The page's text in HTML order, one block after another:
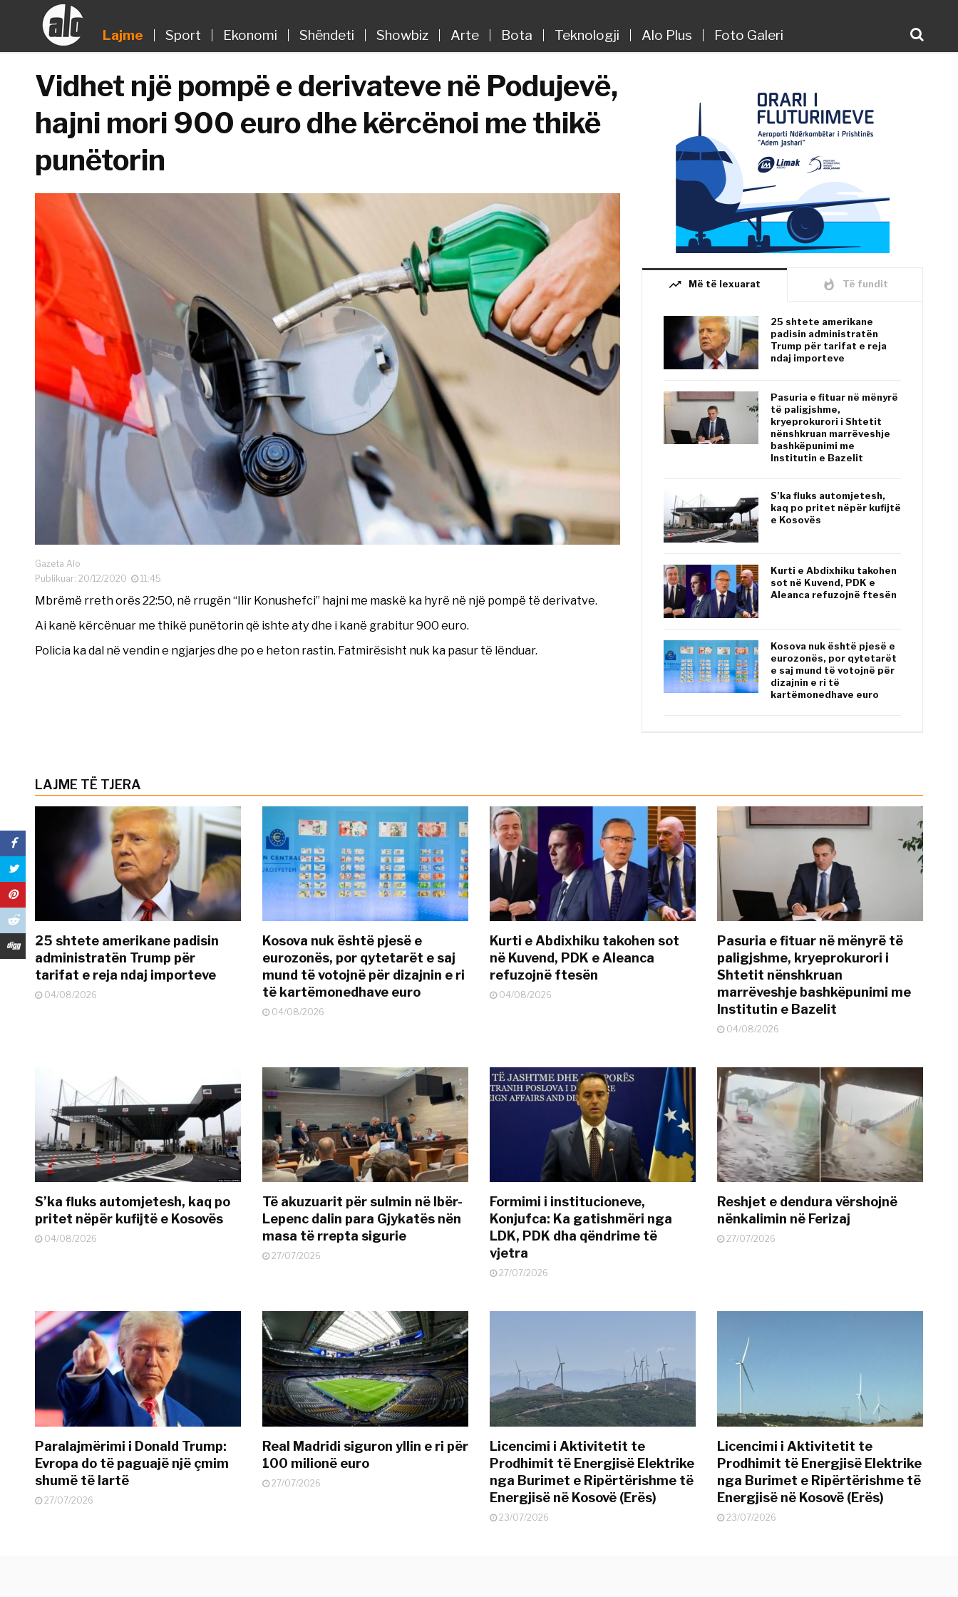
Lajme Sport Ekonomi Shëndeti Showbiz Arte Bota Teknologji Alo Plus Foto Galeri
Vidhet një pompë e derivateve në Podujevë,
hajni mori 900 euro dhe kërcënoi me thikë
punëtorin
Gazeta Alo
Publikuar: 20/12/2020
11:45
Mbrëmë rreth orës 22:50, në rrugën “Ilir Konushefci” hajni me maskë ka hyrë në një pompë të derivatve.
Ai kanë kërcënuar me thikë punëtorin që ishte aty dhe i kanë grabitur 900 euro.
Policia ka dal në vendin e ngjarjes dhe po e heton rastin. Fatmirësisht nuk ka pasur të lënduar.
trending_up Më të lexuarat whatshot Të fundit
25 shtete amerikane
padisin administratën
Trump për tarifat e reja
ndaj importeve
Pasuria e fituar në mënyrë
të paligjshme,
kryeprokurori i Shtetit
nënshkruan marrëveshje
bashkëpunimi me
Institutin e Bazelit
S’ka fluks automjetesh,
kaq po pritet nëpër kufijtë
e Kosovës
Kurti e Abdixhiku takohen
sot në Kuvend, PDK e
Aleanca refuzojnë ftesën
Kosova nuk është pjesë e
eurozonës, por qytetarët
e saj mund të votojnë për
dizajnin e ri të
kartëmonedhave euro
LAJME TË TJERA
25 shtete amerikane padisin
administratën Trump për
tarifat e reja ndaj importeve
04/08/2026
Kosova nuk është pjesë e
eurozonës, por qytetarët e saj
mund të votojnë për dizajnin e ri
të kartëmonedhave euro
04/08/2026
Kurti e Abdixhiku takohen sot
në Kuvend, PDK e Aleanca
refuzojnë ftesën
04/08/2026
Pasuria e fituar në mënyrë të
paligjshme, kryeprokurori i
Shtetit nënshkruan
marrëveshje bashkëpunimi me
Institutin e Bazelit
04/08/2026
S’ka fluks automjetesh, kaq po
pritet nëpër kufijtë e Kosovës
04/08/2026
Të akuzuarit për sulmin në Ibër-
Lepenc dalin para Gjykatës nën
masa të rrepta sigurie
27/07/2026
Formimi i institucioneve,
Konjufca: Ka gatishmëri nga
LDK, PDK dha qëndrime të
vjetra
27/07/2026
Reshjet e dendura vërshojnë
nënkalimin në Ferizaj
27/07/2026
Paralajmërimi i Donald Trump:
Evropa do të paguajë një çmim
shumë të lartë
27/07/2026
Real Madridi siguron yllin e ri për
100 milionë euro
27/07/2026
Licencimi i Aktivitetit te
Prodhimit të Energjisë Elektrike
nga Burimet e Ripërtërishme të
Energjisë në Kosovë (Erës)
23/07/2026
Licencimi i Aktivitetit te
Prodhimit të Energjisë Elektrike
nga Burimet e Ripërtërishme të
Energjisë në Kosovë (Erës)
23/07/2026